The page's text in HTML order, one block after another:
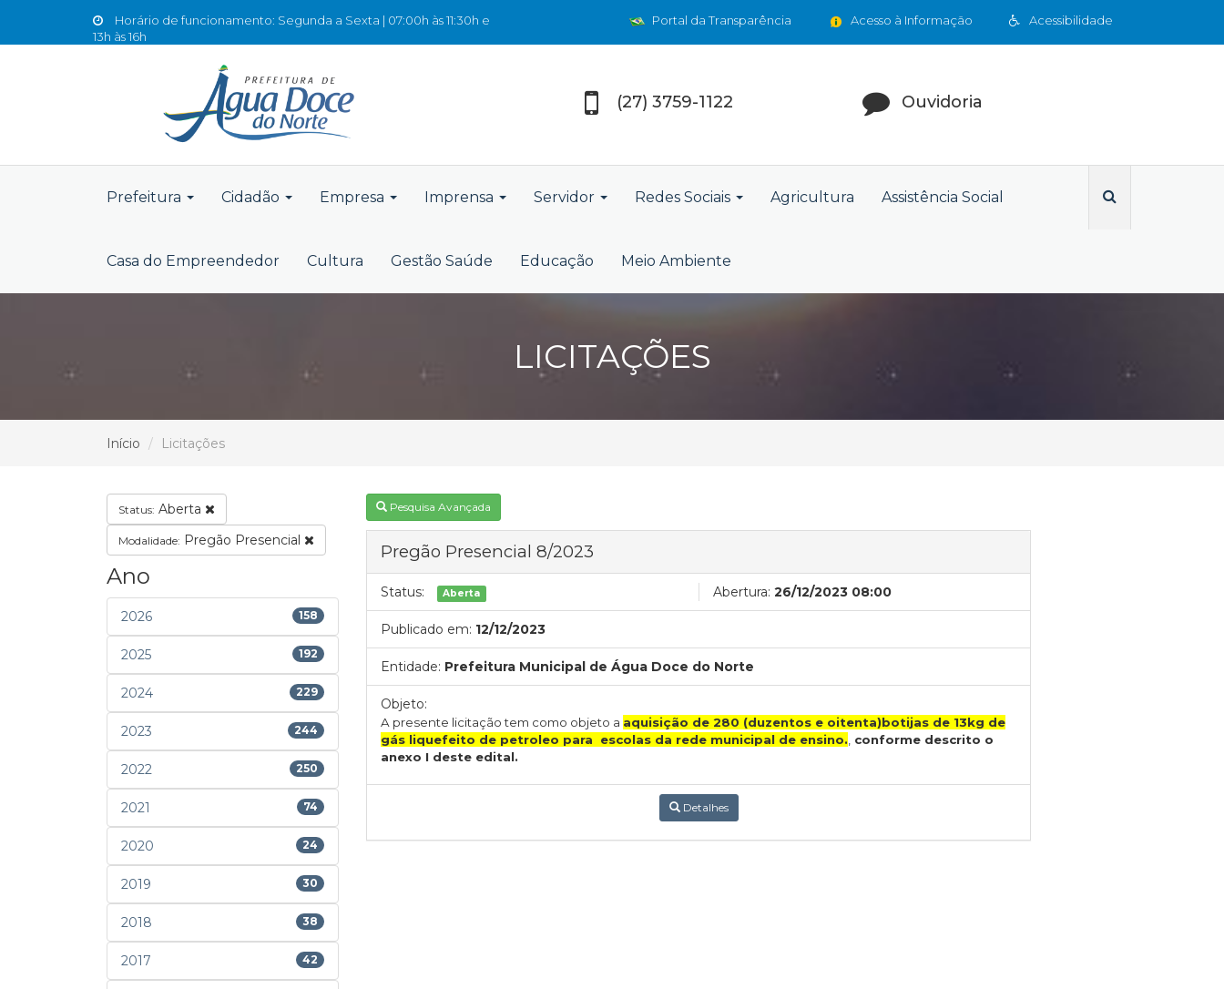
Horário de funcionamento: Segunda a Sexta | 07:00h às 11:30h e
13h às 16h
Acessibilidade
Acesso à Informação
Portal da Transparência
(27) 3759-1122 Ouvidoria
Prefeitura Cidadão Empresa Imprensa Servidor Redes Sociais Agricultura Assistência Social
Casa do Empreendedor Cultura Gestão Saúde Educação Meio Ambiente
LICITAÇÕES
Início Licitações
Status: Aberta
Modalidade: Pregão Presencial
Ano
2026 158
2025 192
2024 229
2023 244
2022 250
2021 74
2020 24
2019 30
2018 38
2017 42
Pesquisa Avançada
Pregão Presencial 8/2023
Status: Aberta Abertura: 26/12/2023 08:00
Publicado em: 12/12/2023
Entidade: Prefeitura Municipal de Água Doce do Norte
Objeto:
A presente licitação tem como objeto a aquisição de 280 (duzentos e oitenta)botijas de 13kg de
gás liquefeito de petroleo para escolas da rede municipal de ensino. conforme descrito o
anexo I deste edital.
Detalhes